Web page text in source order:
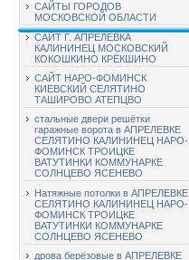
САЙТЫ ГОРОДОВ
МОСКОВСКОЙ ОБЛАСТИ
САЙТ Г. АПРЕЛЕВКА
КАЛИНИНЕЦ МОСКОВСКИЙ
КОКОШКИНО КРЁКШИНО
САЙТ НАРО-ФОМИНСК
КИЕВСКИЙ СЕЛЯТИНО
ТАШИРОВО АТЕПЦВО
стальные двери решётки
гаражные ворота в АПРЕЛЕВКЕ
СЕЛЯТИНО КАЛИНИНЕЦ НАРО-
ФОМИНСК ТРОИЦКЕ
ВАТУТИНКИ КОММУНАРКЕ
СОЛНЦЕВО ЯСЕНЕВО
Натяжные потолки в АПРЕЛЕВКЕ
СЕЛЯТИНО КАЛИНИНЕЦ НАРО-
ФОМИНСК ТРОИЦКЕ
ВАТУТИНКИ КОММУНАРКЕ
СОЛНЦЕВО ЯСЕНЕВО
дрова берёзовые в АПРЕЛЕВКЕ